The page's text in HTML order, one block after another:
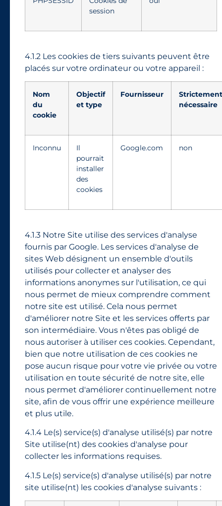
session
4.1.2 Les cookies de tiers suivants peuvent être
placés sur votre ordinateur ou votre appareil :
Nom
du
cookie
Objectif
et type
Fournisseur
Strictement
nécessaire
Inconnu
Il
pourrait
installer
des
cookies
Google.com non
4.1.3 Notre Site utilise des services d'analyse
fournis par Google. Les services d'analyse de
sites Web désignent un ensemble d'outils
utilisés pour collecter et analyser des
informations anonymes sur l'utilisation, ce qui
nous permet de mieux comprendre comment
notre site est utilisé. Cela nous permet
d'améliorer notre Site et les services offerts par
son intermédiaire. Vous n'êtes pas obligé de
nous autoriser à utiliser ces cookies. Cependant,
bien que notre utilisation de ces cookies ne
pose aucun risque pour votre vie privée ou votre
utilisation en toute sécurité de notre site, elle
nous permet d'améliorer continuellement notre
site, afin de vous offrir une expérience meilleure
et plus utile.
4.1.4 Le(s) service(s) d'analyse utilisé(s) par notre
Site utilise(nt) des cookies d'analyse pour
collecter les informations requises.
4.1.5 Le(s) service(s) d'analyse utilisé(s) par notre
site utilise(nt) les cookies d'analyse suivants :